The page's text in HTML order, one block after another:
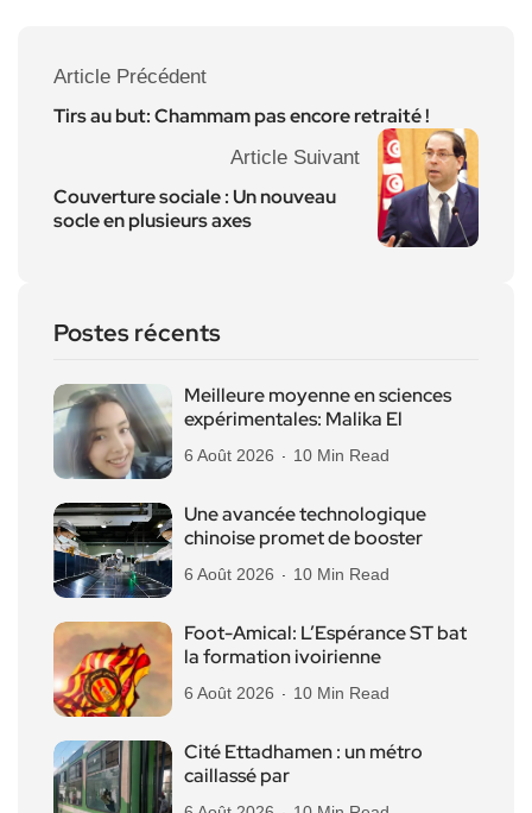
Article Précédent
Tirs au but: Chammam pas encore retraité !
Article Suivant
Couverture sociale : Un nouveau
socle en plusieurs axes
Postes récents
Meilleure moyenne en sciences
expérimentales: Malika El
6 Août 2026 10 Min Read
Une avancée technologique
chinoise promet de booster
6 Août 2026 10 Min Read
Foot-Amical: L’Espérance ST bat
la formation ivoirienne
6 Août 2026 10 Min Read
Cité Ettadhamen : un métro
caillassé par